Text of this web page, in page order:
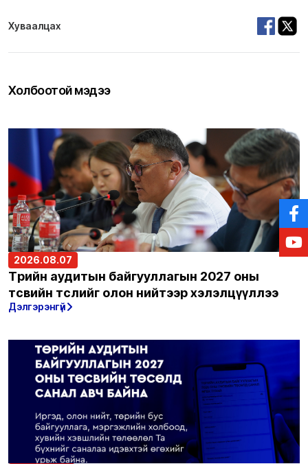
Хуваалцах
Холбоотой мэдээ
2026.08.07
Төрийн аудитын байгууллагын 2027 оны
төсвийн төслийг олон нийтээр хэлэлцүүллээ
Дэлгэрэнгүй